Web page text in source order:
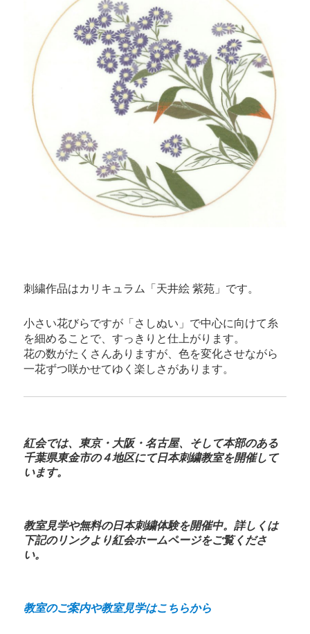
刺繍作品はカリキュラム「天井絵 紫苑」です。
小さい花びらですが「さしぬい」で中心に向けて糸
を細めることで、すっきりと仕上がります。
花の数がたくさんありますが、色を変化させながら
一花ずつ咲かせてゆく楽しさがあります。
紅会では、東京・大阪・名古屋、そして本部のある
千葉県東金市の４地区にて日本刺繍教室を開催して
います。
教室見学や無料の日本刺繍体験を開催中。詳しくは
下記のリンクより紅会ホームページをご覧くださ
い。
教室のご案内や教室見学はこちらから